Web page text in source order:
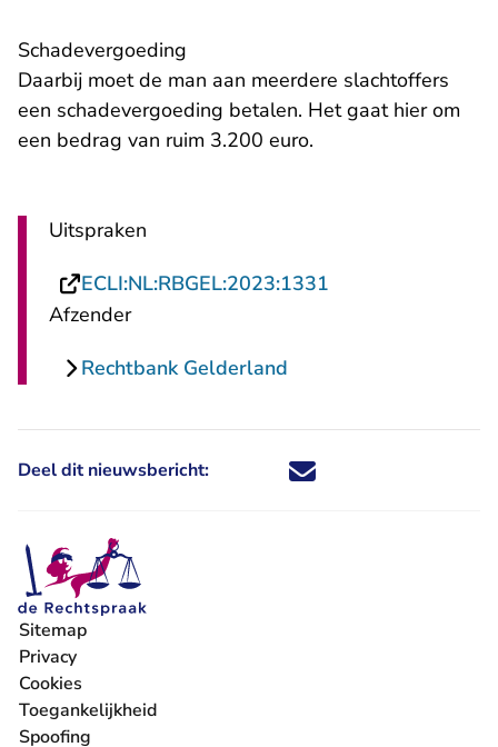
Schadevergoeding
Daarbij moet de man aan meerdere slachtoffers
een schadevergoeding betalen. Het gaat hier om
een bedrag van ruim 3.200 euro.
Uitspraken
ECLI:NL:RBGEL:2023:1331
Afzender
Rechtbank Gelderland
Deel dit nieuwsbericht: Deel dit nieuwsbericht via X -
Deel dit nieuwsbericht via
Deel dit nieuwsbericht
Deel dit
Sitemap
Privacy
Cookies
Toegankelijkheid
Spoofing